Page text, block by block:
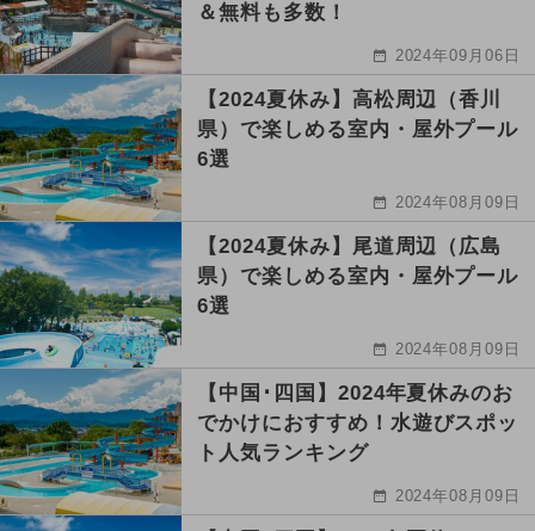
＆無料も多数！
2024年09月06日
【2024夏休み】高松周辺（香川
県）で楽しめる室内・屋外プール
6選
2024年08月09日
【2024夏休み】尾道周辺（広島
県）で楽しめる室内・屋外プール
6選
2024年08月09日
【中国･四国】2024年夏休みのお
でかけにおすすめ！水遊びスポッ
ト人気ランキング
2024年08月09日